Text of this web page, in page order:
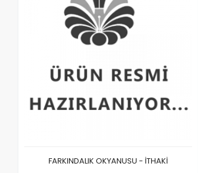
FARKINDALIK OKYANUSU - İTHAKİ